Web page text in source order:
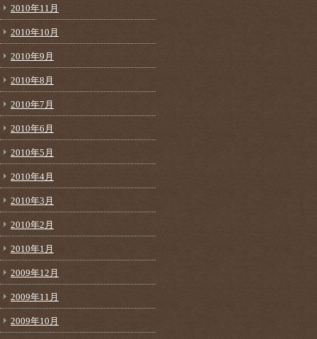
2010年11月
2010年10月
2010年9月
2010年8月
2010年7月
2010年6月
2010年5月
2010年4月
2010年3月
2010年2月
2010年1月
2009年12月
2009年11月
2009年10月